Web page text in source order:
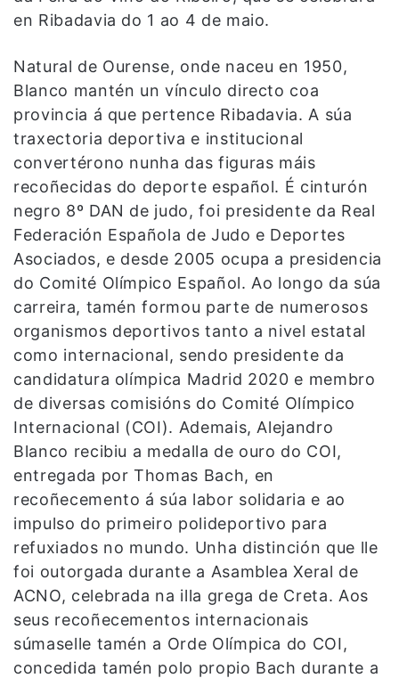
en Ribadavia do 1 ao 4 de maio.
Natural de Ourense, onde naceu en 1950,
Blanco mantén un vínculo directo coa
provincia á que pertence Ribadavia. A súa
traxectoria deportiva e institucional
convertérono nunha das figuras máis
recoñecidas do deporte español. É cinturón
negro 8º DAN de judo, foi presidente da Real
Federación Española de Judo e Deportes
Asociados, e desde 2005 ocupa a presidencia
do Comité Olímpico Español. Ao longo da súa
carreira, tamén formou parte de numerosos
organismos deportivos tanto a nivel estatal
como internacional, sendo presidente da
candidatura olímpica Madrid 2020 e membro
de diversas comisións do Comité Olímpico
Internacional (COI). Ademais, Alejandro
Blanco recibiu a medalla de ouro do COI,
entregada por Thomas Bach, en
recoñecemento á súa labor solidaria e ao
impulso do primeiro polideportivo para
refuxiados no mundo. Unha distinción que lle
foi outorgada durante a Asamblea Xeral de
ACNO, celebrada na illa grega de Creta. Aos
seus recoñecementos internacionais
súmaselle tamén a Orde Olímpica do COI,
concedida tamén polo propio Bach durante a